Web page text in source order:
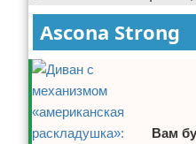
Ascona Strong
Вам